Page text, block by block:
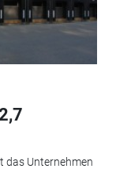
das Unternehmen